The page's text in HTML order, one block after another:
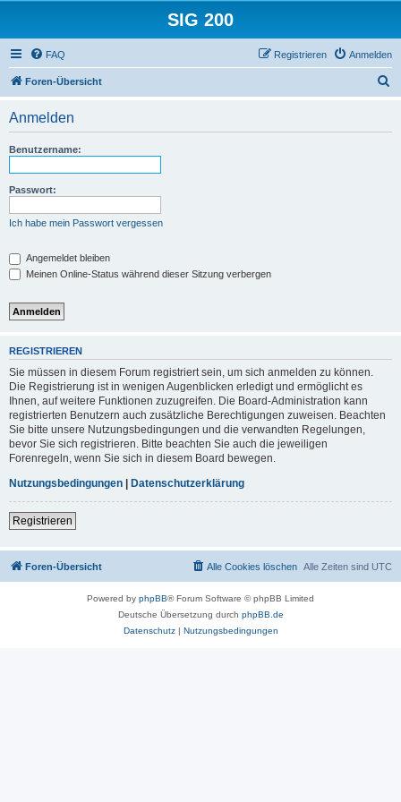
SIG 200
FAQ Anmelden
Registrieren
Foren-Übersicht
Anmelden
Benutzername:
Passwort:
Ich habe mein Passwort vergessen
Angemeldet bleiben
Meinen Online-Status während dieser Sitzung verbergen
REGISTRIEREN
Sie müssen in diesem Forum registriert sein, um sich anmelden zu können.
Die Registrierung ist in wenigen Augenblicken erledigt und ermöglicht es
Ihnen, auf weitere Funktionen zuzugreifen. Die Board-Administration kann
registrierten Benutzern auch zusätzliche Berechtigungen zuweisen. Beachten
Sie bitte unsere Nutzungsbedingungen und die verwandten Regelungen,
bevor Sie sich registrieren. Bitte beachten Sie auch die jeweiligen
Forenregeln, wenn Sie sich in diesem Board bewegen.
Nutzungsbedingungen | Datenschutzerklärung
Registrieren
Foren-Übersicht Alle Zeiten sind UTC
Alle Cookies löschen
Powered by phpBB® Forum Software © phpBB Limited
Deutsche Übersetzung durch phpBB.de
Datenschutz| Nutzungsbedingungen